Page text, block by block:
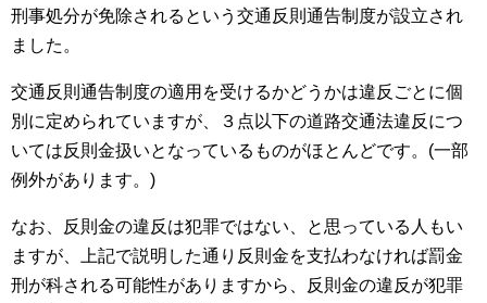
刑事処分が免除されるという交通反則通告制度が設立され
ました。
交通反則通告制度の適用を受けるかどうかは違反ごとに個
別に定められていますが、３点以下の道路交通法違反につ
いては反則金扱いとなっているものがほとんどです。(一部
例外があります。)
なお、反則金の違反は犯罪ではない、と思っている人もい
ますが、上記で説明した通り反則金を支払わなければ罰金
刑が科される可能性がありますから、反則金の違反が犯罪